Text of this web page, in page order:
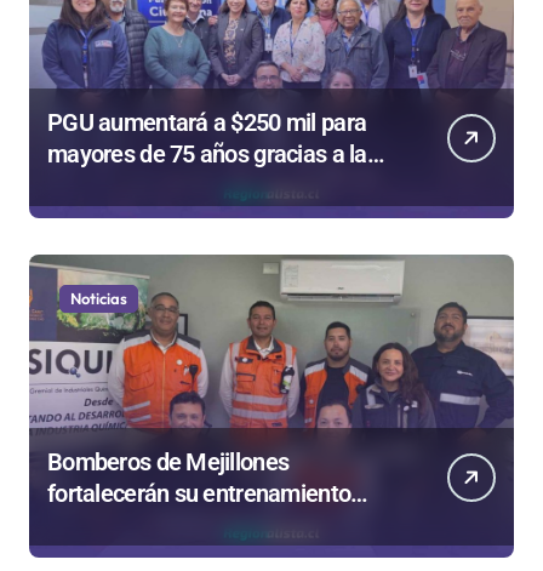
PGU aumentará a $250 mil para
mayores de 75 años gracias a la
reforma aprobada el 2025
Noticias
Bomberos de Mejillones
fortalecerán su entrenamiento
para enfrentar emergencias
complejas